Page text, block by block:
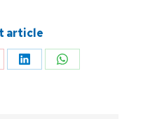
article
PartagerPartager